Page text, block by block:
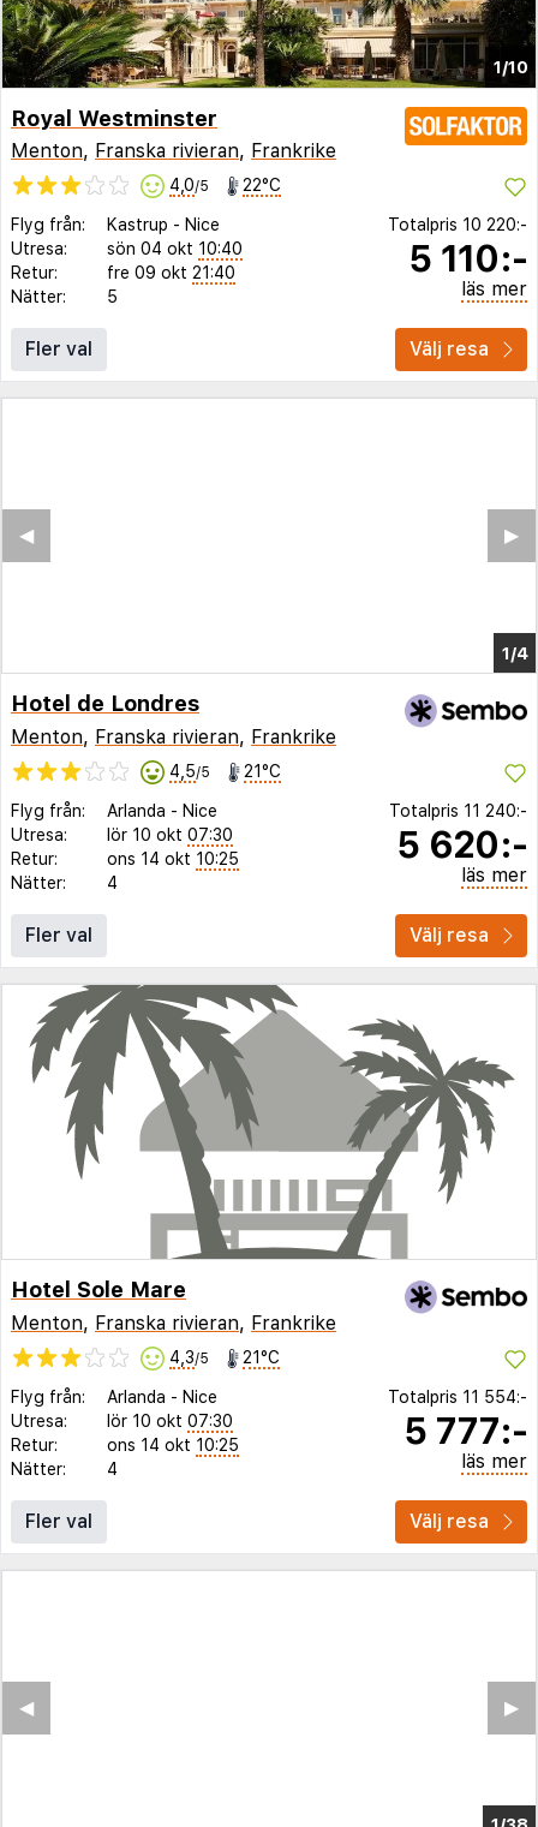
1/10
Royal Westminster
Menton, Franska rivieran, Frankrike
4,0/5 22°C
Flyg från: Kastrup - Nice
Utresa:
sön 04 okt 10:40
Retur:
fre 09 okt 21:40
Nätter:
5
Totalpris 10 220:-
5 110:-
läs mer
Fler val Välj resa
Hotel de Londres
Menton, Franska rivieran, Frankrike
4,5/5 21°C
Flyg från: Arlanda - Nice
Utresa:
lör 10 okt 07:30
Retur:
ons 14 okt 10:25
Nätter:
4
Totalpris 11 240:-
5 620:-
läs mer
Fler val Välj resa
Hotel Sole Mare
Menton, Franska rivieran, Frankrike
4,3/5 21°C
Flyg från: Arlanda - Nice
Utresa:
lör 10 okt 07:30
Retur:
ons 14 okt 10:25
Nätter:
4
Totalpris 11 554:-
5 777:-
läs mer
Fler val Välj resa
▶︎
◀︎